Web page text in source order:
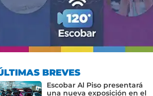
BREVES
Escobar Al Piso presentará
una nueva exposición en el